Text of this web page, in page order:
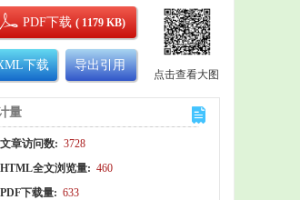
PDF下载( 1179 KB)
下载 导出引用
点击查看大图
量
文章访问数: 3728
HTML全文浏览量: 460
PDF下载量: 633